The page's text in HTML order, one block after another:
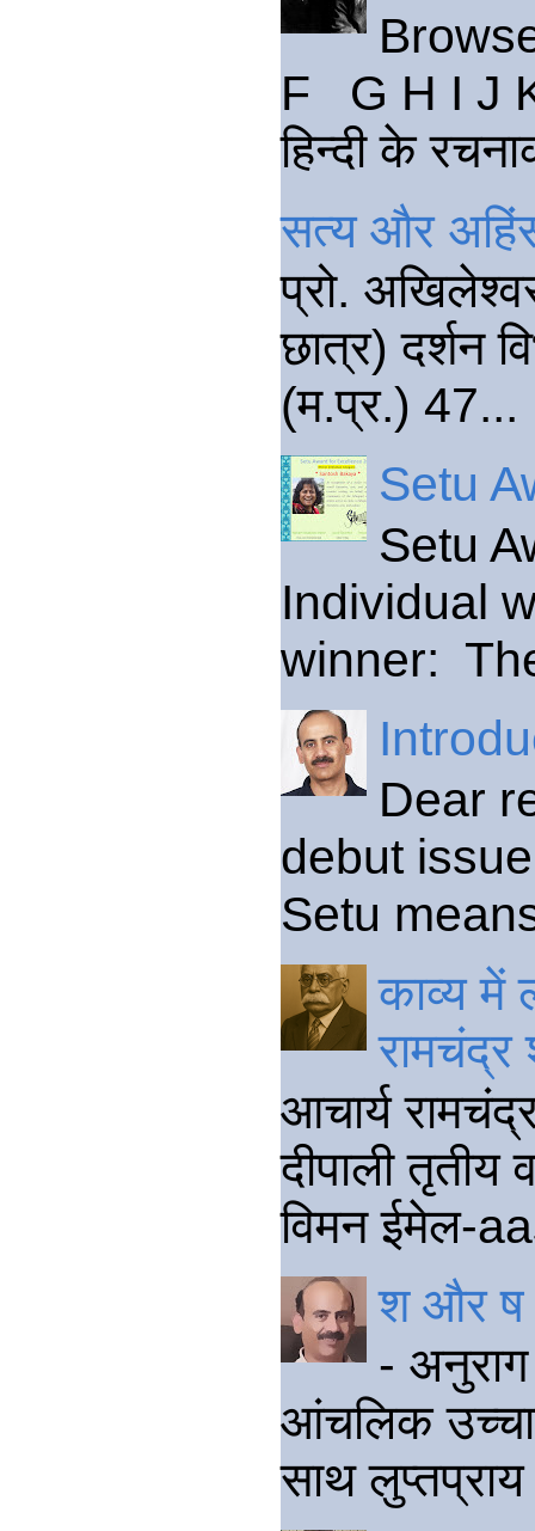
F G H I J
हिन्दी के
सत्य और
प्रो.
छात्र) दर्शन
(म.प्र.) 47...
Setu
Setu
Individual
winner:
Dear
debut
Setu
काव्य में
आचार्य
दीपाली तृतीय
विमन ईमेल-
श और ष
- अनुराग
आंचलिक
साथ लुप्तप्राय